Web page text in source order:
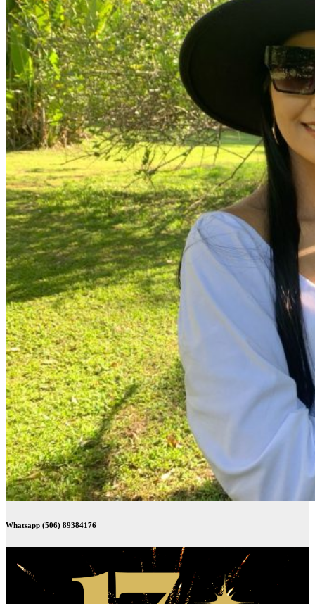
Whatsapp (506) 89384176